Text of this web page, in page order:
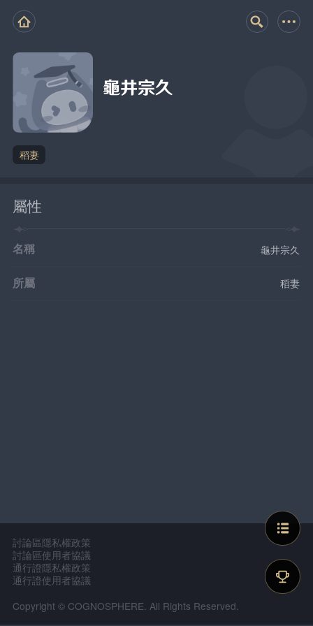
龜井宗久
稻妻
屬性
名稱 龜井宗久
所屬 稻妻
討論區隱私權政策
討論區使用者協議
通行證隱私權政策
通行證使用者協議
Copyright © COGNOSPHERE. All Rights Reserved.